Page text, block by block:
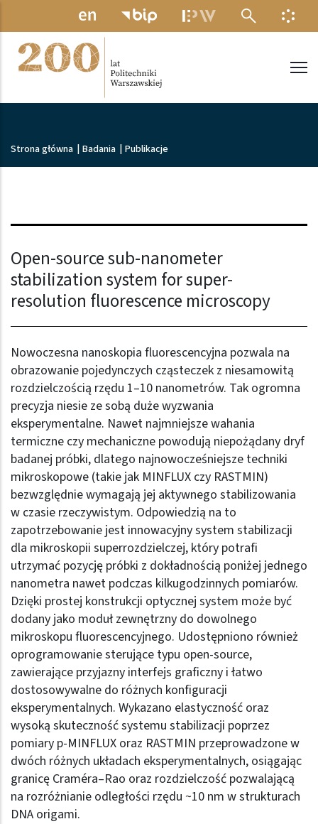
Przejdź do treści
MENU
Ścieżka nawigacyjna
Strona główna Badania Publikacje
Open-source sub-nanometer
stabilization system for super-
resolution fluorescence microscopy
Nowoczesna nanoskopia fluorescencyjna pozwala na
obrazowanie pojedynczych cząsteczek z niesamowitą
rozdzielczością rzędu 1–10 nanometrów. Tak ogromna
precyzja niesie ze sobą duże wyzwania
eksperymentalne. Nawet najmniejsze wahania
termiczne czy mechaniczne powodują niepożądany dryf
badanej próbki, dlatego najnowocześniejsze techniki
mikroskopowe (takie jak MINFLUX czy RASTMIN)
bezwzględnie wymagają jej aktywnego stabilizowania
w czasie rzeczywistym. Odpowiedzią na to
zapotrzebowanie jest innowacyjny system stabilizacji
dla mikroskopii superrozdzielczej, który potrafi
utrzymać pozycję próbki z dokładnością poniżej jednego
nanometra nawet podczas kilkugodzinnych pomiarów.
Dzięki prostej konstrukcji optycznej system może być
dodany jako moduł zewnętrzny do dowolnego
mikroskopu fluorescencyjnego. Udostępniono również
oprogramowanie sterujące typu open-source,
zawierające przyjazny interfejs graficzny i łatwo
dostosowywalne do różnych konfiguracji
eksperymentalnych. Wykazano elastyczność oraz
wysoką skuteczność systemu stabilizacji poprzez
pomiary p-MINFLUX oraz RASTMIN przeprowadzone w
dwóch różnych układach eksperymentalnych, osiągając
granicę Craméra–Rao oraz rozdzielczość pozwalającą
na rozróżnianie odległości rzędu ~10 nm w strukturach
DNA origami.